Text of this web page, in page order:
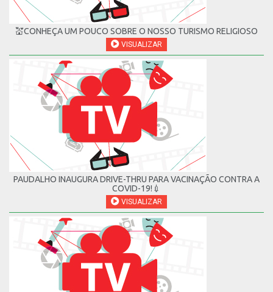
💒CONHEÇA UM POUCO SOBRE O NOSSO TURISMO RELIGIOSO
VISUALIZAR
PAUDALHO INAUGURA DRIVE-THRU PARA VACINAÇÃO CONTRA A
COVID-19!💉
VISUALIZAR